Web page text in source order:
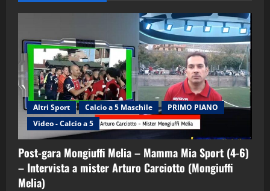
Altri Sport Calcio a 5 Maschile
PRIMO PIANO
Video - Calcio a 5
Post-gara Mongiuffi Melia – Mamma Mia Sport (4-6)
– Intervista a mister Arturo Carciotto (Mongiuffi
Melia)